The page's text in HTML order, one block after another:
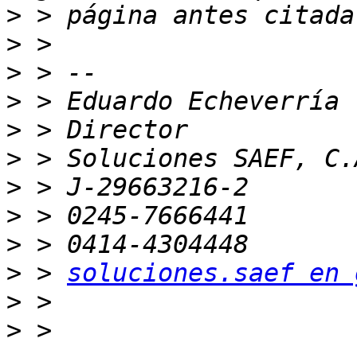
>
>
>
>
>
>
>
>
>
> > soluciones.saef en
>
> >